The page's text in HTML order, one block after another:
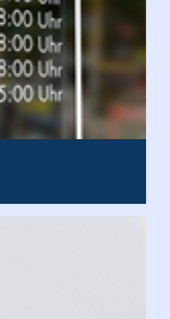
und
Qualität.